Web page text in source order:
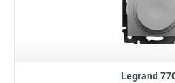
Legrand